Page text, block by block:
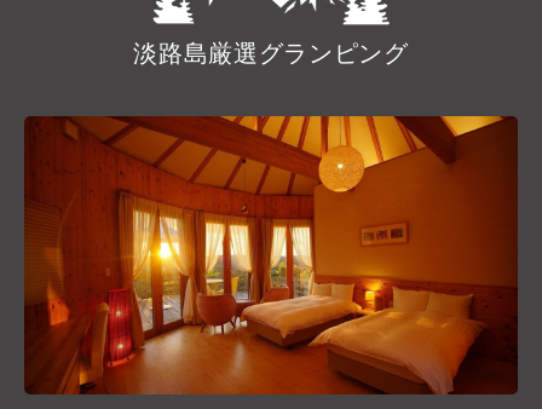
淡路島厳選グランピング